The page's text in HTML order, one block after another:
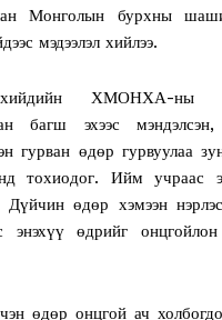
Монголын бурхны
мэдээлэл хийлээ.
хийдийн ХМОНХА-ны
багш эхээс мэндэлсэн,
гурван өдөр гурвуулаа
тохиодог. Ийм учраас
өдөр хэмээн
энэхүү өдрийг онцгойлон
өдөр онцгой ач